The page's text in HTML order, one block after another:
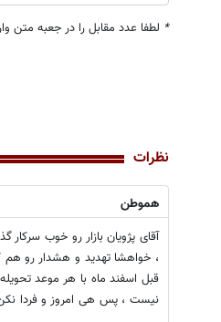
* لطفا عدد مقابل را در جعبه متن
نظرات
هموطن
آقای پژویان بازار رو خوب
، خواهشا تهدید و هشدار رو هم
نیست ، پس هی امروز و فردا نکن